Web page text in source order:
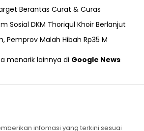
Berantas Curat & Curas
Sosial DKM Thoriqul Khoir Berlanjut
Pemprov Malah Hibah Rp35 M
menarik lainnya di Google News
infomasi yang terkini sesuai